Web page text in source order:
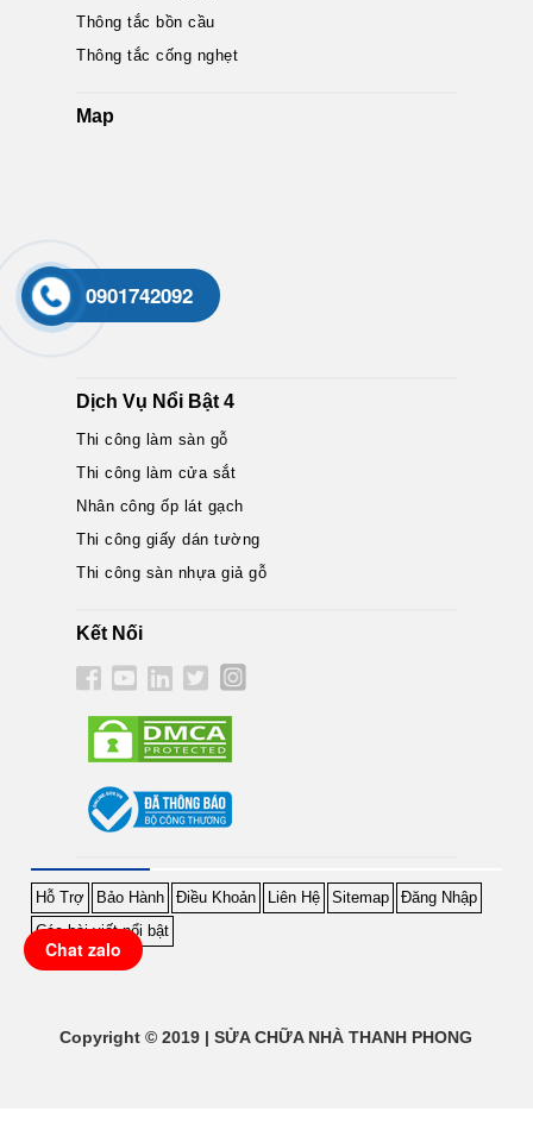
Thông tắc bồn cầu
Thông tắc cống nghẹt
Map
Dịch Vụ Nổi Bật 4
Thi công làm sàn gỗ
Thi công làm cửa sắt
Nhân công ốp lát gạch
Thi công giấy dán tường
Thi công sàn nhựa giả gỗ
Kết Nối
Hỗ Trợ Bảo Hành Điều Khoản Liên Hệ Sitemap
Đăng Nhập
Các bài viết nổi bật
Copyright © 2019 | SỬA CHỮA NHÀ THANH PHONG
Chat zalo
0901742092